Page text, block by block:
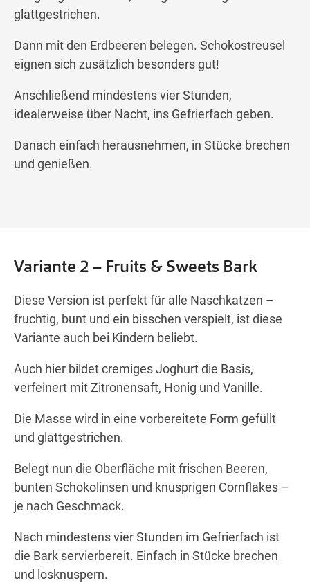
glattgestrichen.
Dann mit den Erdbeeren belegen. Schokostreusel
eignen sich zusätzlich besonders gut!
Anschließend mindestens vier Stunden,
idealerweise über Nacht, ins Gefrierfach geben.
Danach einfach herausnehmen, in Stücke brechen
und genießen.
Variante 2 – Fruits & Sweets Bark
Diese Version ist perfekt für alle Naschkatzen –
fruchtig, bunt und ein bisschen verspielt, ist diese
Variante auch bei Kindern beliebt.
Auch hier bildet cremiges Joghurt die Basis,
verfeinert mit Zitronensaft, Honig und Vanille.
Die Masse wird in eine vorbereitete Form gefüllt
und glattgestrichen.
Belegt nun die Oberfläche mit frischen Beeren,
bunten Schokolinsen und knusprigen Cornflakes –
je nach Geschmack.
Nach mindestens vier Stunden im Gefrierfach ist
die Bark servierbereit. Einfach in Stücke brechen
und losknuspern.